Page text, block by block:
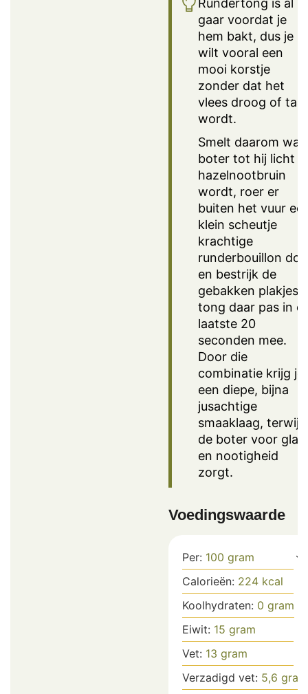
Rundertong is al
gaar voordat je
hem bakt, dus je
wilt vooral een
mooi korstje
zonder dat het
vlees droog of taai
wordt.
Smelt daarom wat
boter tot hij licht
hazelnootbruin
wordt, roer er
buiten het vuur
klein scheutje
krachtige
runderbouillon
en bestrijk de
gebakken plakjes
tong daar pas in
laatste 20
seconden mee.
Door die
combinatie krijg je
een diepe, bijna
jusachtige
smaaklaag, terwijl
de boter voor
en nootigheid
zorgt.
Voedingswaarde
Per: 100 gram
Calorieën: 224 kcal
Koolhydraten: 0 gram
Eiwit: 15 gram
Vet: 13 gram
Verzadigd vet: 5,6 gram